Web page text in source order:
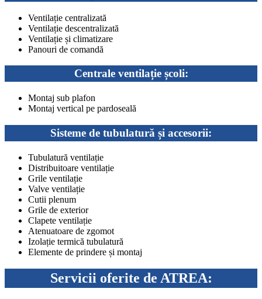
Ventilație centralizată
Ventilație descentralizată
Ventilație și climatizare
Panouri de comandă
Centrale ventilație școli:
Montaj sub plafon
Montaj vertical pe pardoseală
Sisteme de tubulatură și accesorii:
Tubulatură ventilație
Distribuitoare ventilație
Grile ventilație
Valve ventilație
Cutii plenum
Grile de exterior
Clapete ventilație
Atenuatoare de zgomot
Izolație termică tubulatură
Elemente de prindere și montaj
Servicii oferite de ATREA: